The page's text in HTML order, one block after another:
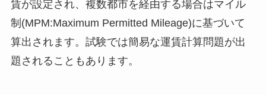
賃が設定され、複数都市を経由する場合はマイル
制(MPM:Maximum Permitted Mileage)に基づいて
算出されます。試験では簡易な運賃計算問題が出
題されることもあります。